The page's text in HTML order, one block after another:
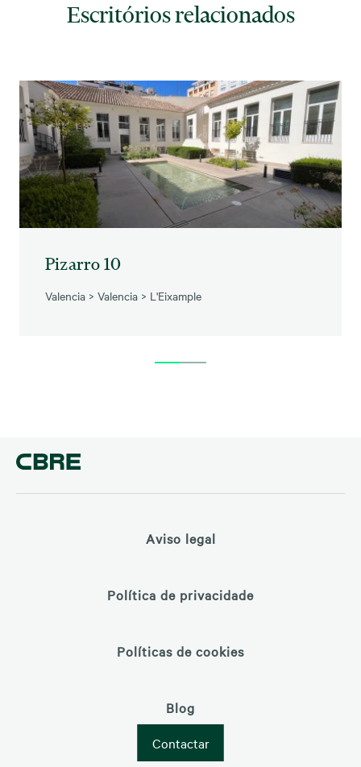
Escritórios relacionados
Pizarro 10
Valencia > Valencia > L'Eixample
Contactar
Aviso legal
Política de privacidade
Políticas de cookies
Blog